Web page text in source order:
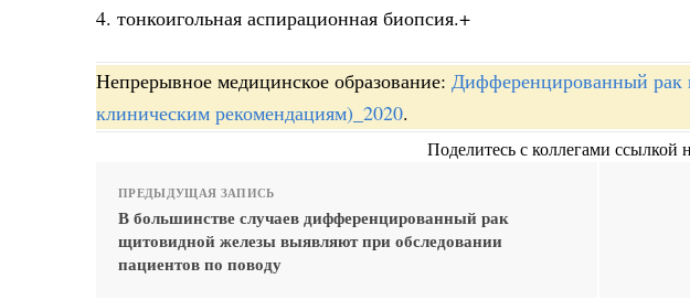
4. тонкоигольная аспирационная биопсия.+
Непрерывное медицинское образование: Дифференцированный
клиническим рекомендациям)_2020.
Поделитесь с коллегами ссылкой
ПРЕДЫДУЩАЯ ЗАПИСЬ
В большинстве случаев дифференцированный рак
щитовидной железы выявляют при обследовании
пациентов по поводу